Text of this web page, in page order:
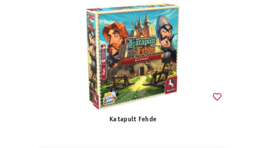
Katapult Fehde